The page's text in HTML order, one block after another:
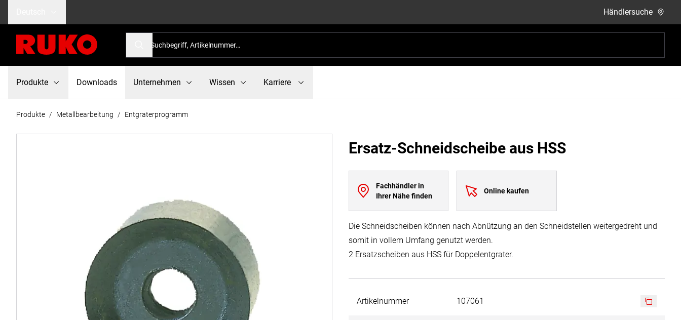
Händlersuche
Produkte Downloads Unternehmen Wissen Karriere
Produkte / Metallbearbeitung / Entgraterprogramm
Ersatz-Schneidscheibe aus HSS
Fachhändler in
Ihrer Nähe finden
Online kaufen
Die Schneidscheiben können nach Abnützung an den Schneidstellen weitergedreht und
somit in vollem Umfang genutzt werden.
2 Ersatzscheiben aus HSS für Doppelentgrater.
Artikelnummer 107061